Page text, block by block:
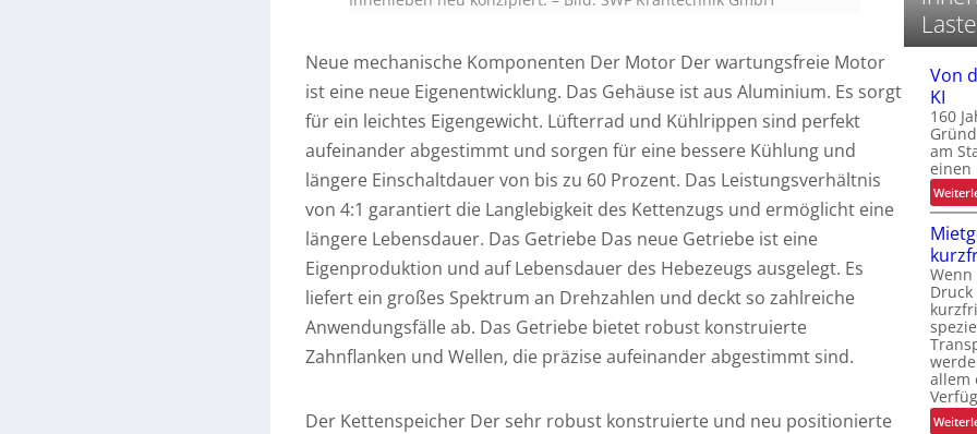
Neue mechanische Komponenten Der Motor Der wartungsfreie Motor
ist eine neue Eigenentwicklung. Das Gehäuse ist aus Aluminium. Es sorgt
für ein leichtes Eigengewicht. Lüfterrad und Kühlrippen sind perfekt
aufeinander abgestimmt und sorgen für eine bessere Kühlung und
längere Einschaltdauer von bis zu 60 Prozent. Das Leistungsverhältnis
von 4:1 garantiert die Langlebigkeit des Kettenzugs und ermöglicht eine
längere Lebensdauer. Das Getriebe Das neue Getriebe ist eine
Eigenproduktion und auf Lebensdauer des Hebezeugs ausgelegt. Es
liefert ein großes Spektrum an Drehzahlen und deckt so zahlreiche
Anwendungsfälle ab. Das Getriebe bietet robust konstruierte
Zahnflanken und Wellen, die präzise aufeinander abgestimmt sind.
Der Kettenspeicher Der sehr robust konstruierte und neu positionierte
r
e
t
i
c
h
Von
KI
160
am
einen
allem